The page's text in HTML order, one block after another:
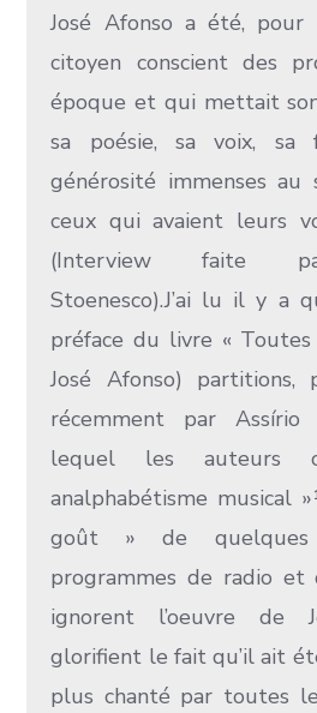
José Afonso a été,
citoyen conscient des
époque et qui mettait
sa poésie, sa voix, sa
générosité immenses au
ceux qui avaient leurs
(Interview faite
Stoenesco).J’ai lu il y a
préface du livre « Toutes
José Afonso) partitions,
récemment par
lequel les auteurs
analphabétisme musical
goût » de quelques
programmes de radio et
ignorent l’oeuvre de
glorifient le fait qu’il ait
plus chanté par toutes